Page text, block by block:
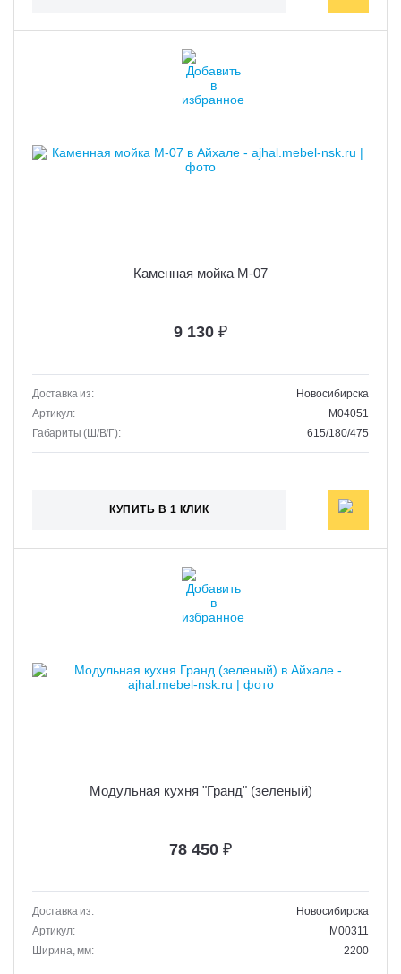
Каменная мойка М-07
9 130 ₽
Доставка из:
Новосибирска
Артикул:
M04051
Габариты (Ш/В/Г):
615/180/475
КУПИТЬ В 1 КЛИК
Модульная кухня "Гранд" (зеленый)
78 450 ₽
Доставка из:
Новосибирска
Артикул:
M00311
Ширина, мм:
2200